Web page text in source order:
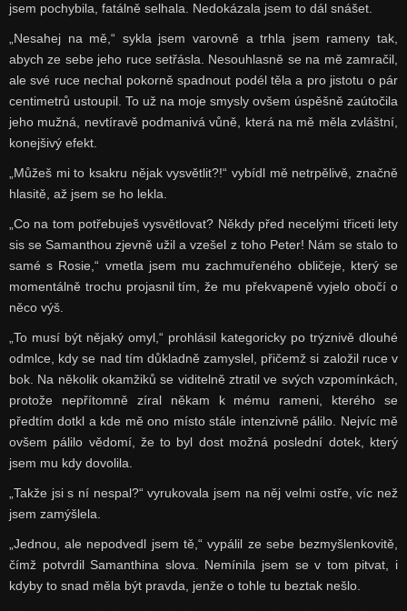
jsem pochybila, fatálně selhala. Nedokázala jsem to dál snášet.
„Nesahej na mě,“ sykla jsem varovně a trhla jsem rameny tak,
abych ze sebe jeho ruce setřásla. Nesouhlasně se na mě zamračil,
ale své ruce nechal pokorně spadnout podél těla a pro jistotu o pár
centimetrů ustoupil. To už na moje smysly ovšem úspěšně zaútočila
jeho mužná, nevtíravě podmanivá vůně, která na mě měla zvláštní,
konejšivý efekt.
„Můžeš mi to ksakru nějak vysvětlit?!“ vybídl mě netrpělivě, značně
hlasitě, až jsem se ho lekla.
„Co na tom potřebuješ vysvětlovat? Někdy před necelými třiceti lety
sis se Samanthou zjevně užil a vzešel z toho Peter! Nám se stalo to
samé s Rosie,“ vmetla jsem mu zachmuřeného obličeje, který se
momentálně trochu projasnil tím, že mu překvapeně vyjelo obočí o
něco výš.
„To musí být nějaký omyl,“ prohlásil kategoricky po trýznivě dlouhé
odmlce, kdy se nad tím důkladně zamyslel, přičemž si založil ruce v
bok. Na několik okamžiků se viditelně ztratil ve svých vzpomínkách,
protože nepřítomně zíral někam k mému rameni, kterého se
předtím dotkl a kde mě ono místo stále intenzivně pálilo. Nejvíc mě
ovšem pálilo vědomí, že to byl dost možná poslední dotek, který
jsem mu kdy dovolila.
„Takže jsi s ní nespal?“ vyrukovala jsem na něj velmi ostře, víc než
jsem zamýšlela.
„Jednou, ale nepodvedl jsem tě,“ vypálil ze sebe bezmyšlenkovitě,
čímž potvrdil Samanthina slova. Nemínila jsem se v tom pitvat, i
kdyby to snad měla být pravda, jenže o tohle tu beztak nešlo.